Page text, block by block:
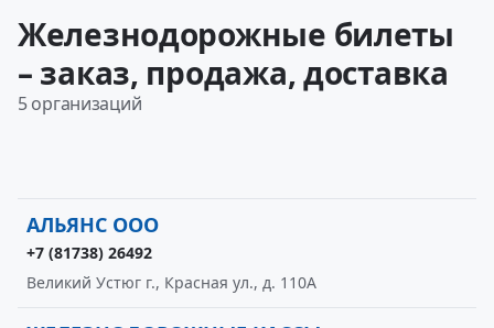
Железнодорожные билеты
– заказ, продажа, доставка
5 организаций
АЛЬЯНС ООО
+7 (81738) 26492
Великий Устюг г., Красная ул., д. 110А